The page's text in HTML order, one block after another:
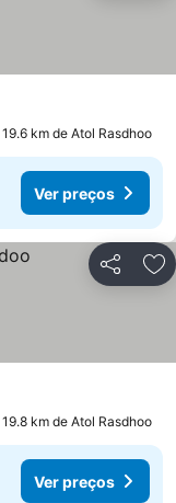
km de Atol Rasdhoo
Ver preços
Partilhar
km de Atol Rasdhoo
Ver preços